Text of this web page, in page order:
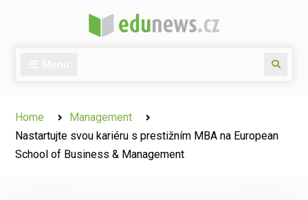
Search
Home
Management
Nastartujte svou kariéru s prestižním MBA na European
School of Business & Management